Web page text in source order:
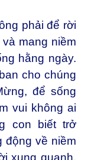
phải để rời
mang niềm
hằng ngày.
cho chúng
để sống
vui không ai
con biết trở
động về niềm
xung quanh.